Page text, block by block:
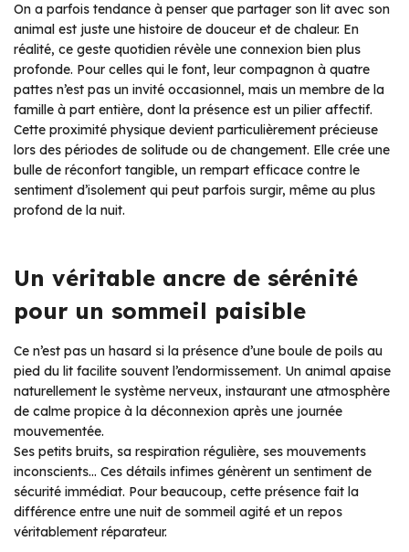
On a parfois tendance à penser que partager son lit avec son
animal est juste une histoire de douceur et de chaleur. En
réalité, ce geste quotidien révèle une connexion bien plus
profonde. Pour celles qui le font, leur compagnon à quatre
pattes n’est pas un invité occasionnel, mais un membre de la
famille à part entière, dont la présence est un pilier affectif.
Cette proximité physique devient particulièrement précieuse
lors des périodes de solitude ou de changement. Elle crée une
bulle de réconfort tangible, un rempart efficace contre le
sentiment d’isolement qui peut parfois surgir, même au plus
profond de la nuit.
Un véritable ancre de sérénité
pour un sommeil paisible
Ce n’est pas un hasard si la présence d’une boule de poils au
pied du lit facilite souvent l’endormissement. Un animal apaise
naturellement le système nerveux, instaurant une atmosphère
de calme propice à la déconnexion après une journée
mouvementée.
Ses petits bruits, sa respiration régulière, ses mouvements
inconscients… Ces détails infimes génèrent un sentiment de
sécurité immédiat. Pour beaucoup, cette présence fait la
différence entre une nuit de sommeil agité et un repos
véritablement réparateur.